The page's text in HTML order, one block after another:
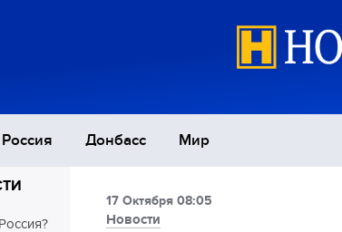
Россия Донбасс Мир
17 Октября 08:05
Новости